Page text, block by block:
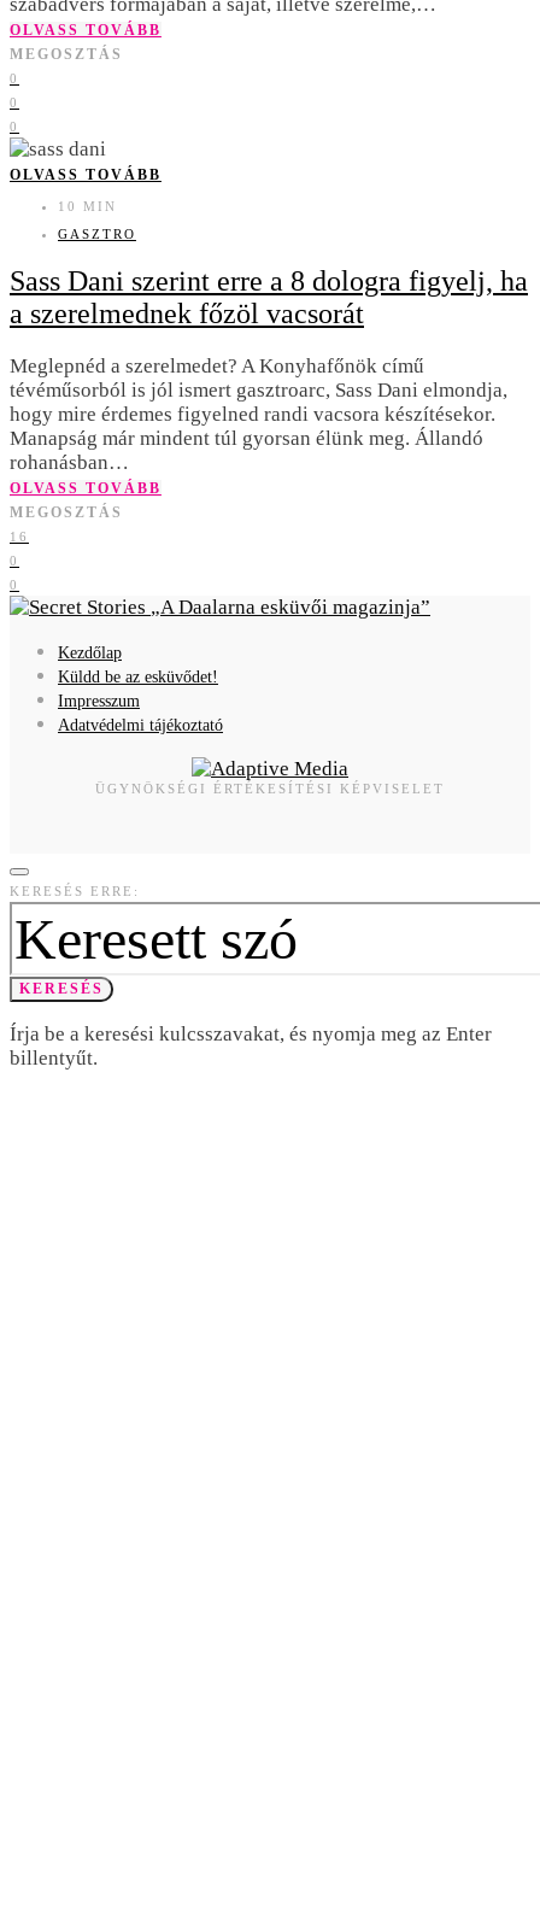
OLVASS TOVÁBB
MEGOSZTÁS
0
0
0
OLVASS TOVÁBB
10 MIN
GASZTRO
Sass Dani szerint erre a 8 dologra figyelj, ha
a szerelmednek főzöl vacsorát
Meglepnéd a szerelmedet? A Konyhafőnök című
tévéműsorból is jól ismert gasztroarc, Sass Dani elmondja,
hogy mire érdemes figyelned randi vacsora készítésekor.
Manapság már mindent túl gyorsan élünk meg. Állandó
rohanásban…
OLVASS TOVÁBB
MEGOSZTÁS
16
0
0
A Daalarna esküvői magazinja
Kezdőlap
Küldd be az esküvődet!
Impresszum
Adatvédelmi tájékoztató
ÜGYNÖKSÉGI ÉRTÉKESÍTÉSI KÉPVISELET
KERESÉS ERRE:
KERESÉS
Írja be a keresési kulcsszavakat, és nyomja meg az Enter
billentyűt.